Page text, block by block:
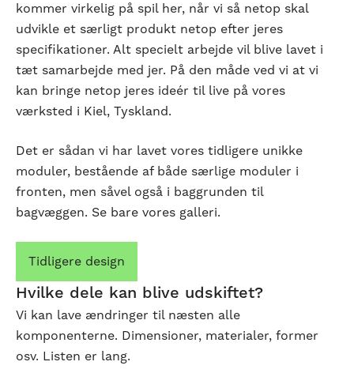
kommer virkelig på spil her, når vi så netop skal
udvikle et særligt produkt netop efter jeres
specifikationer. Alt specielt arbejde vil blive lavet i
tæt samarbejde med jer. På den måde ved vi at vi
kan bringe netop jeres ideér til live på vores
værksted i Kiel, Tyskland.
Det er sådan vi har lavet vores tidligere unikke
moduler, bestående af både særlige moduler i
fronten, men såvel også i baggrunden til
bagvæggen. Se bare vores galleri.
Tidligere design
Hvilke dele kan blive udskiftet?
Vi kan lave ændringer til næsten alle
komponenterne. Dimensioner, materialer, former
osv. Listen er lang.